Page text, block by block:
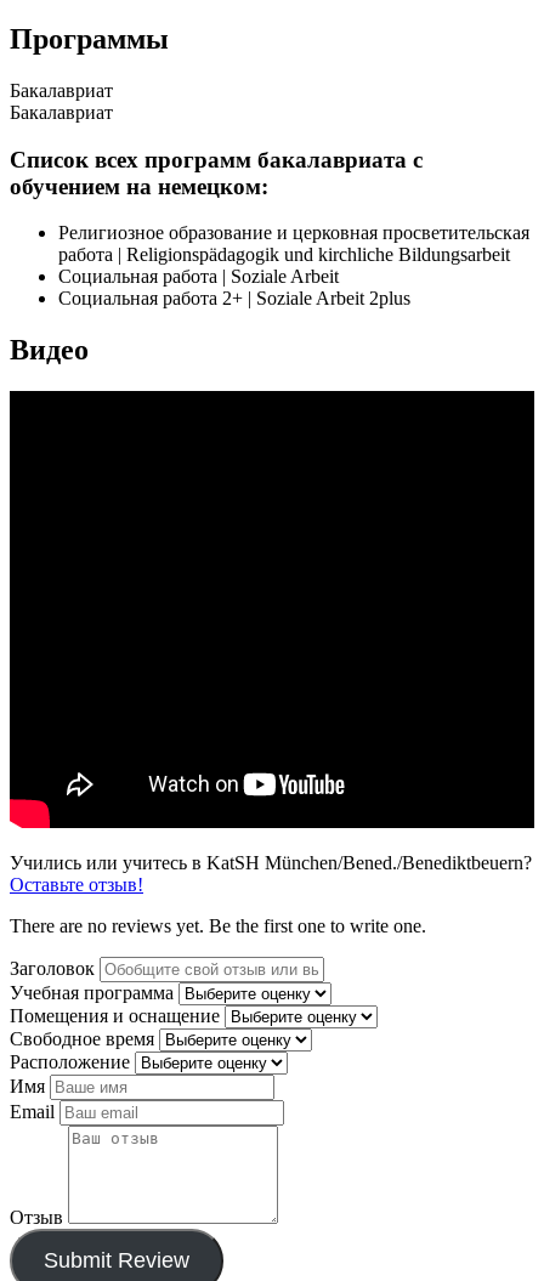
Программы
Бакалавриат
Бакалавриат
Список всех программ бакалавриата с
обучением на немецком:
Религиозное образование и церковная просветительская
работа | Religionspädagogik und kirchliche Bildungsarbeit
Социальная работа | Soziale Arbeit
Социальная работа 2+ | Soziale Arbeit 2plus
Видео
Учились или учитесь в KatSH München/Bened./Benediktbeuern?
Оставьте отзыв!
There are no reviews yet. Be the first one to write one.
Заголовок
Учебная программа
Помещения и оснащение
Свободное время
Расположение
Имя
Email
Отзыв
Submit Review